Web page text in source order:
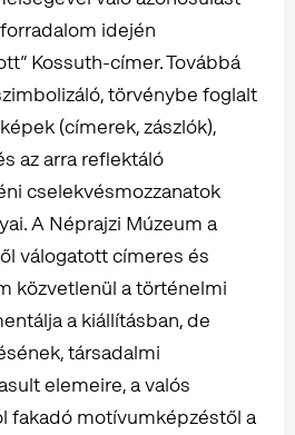
idején
Kossuth-címer. Továbbá
törvénybe foglalt
(címerek, zászlók),
az arra reflektáló
cselekvésmozzanatok
A Néprajzi Múzeum a
válogatott címeres és
közvetlenül a történelmi
a kiállításban, de
társadalmi
elemeire, a valós
fakadó motívumképzéstől a